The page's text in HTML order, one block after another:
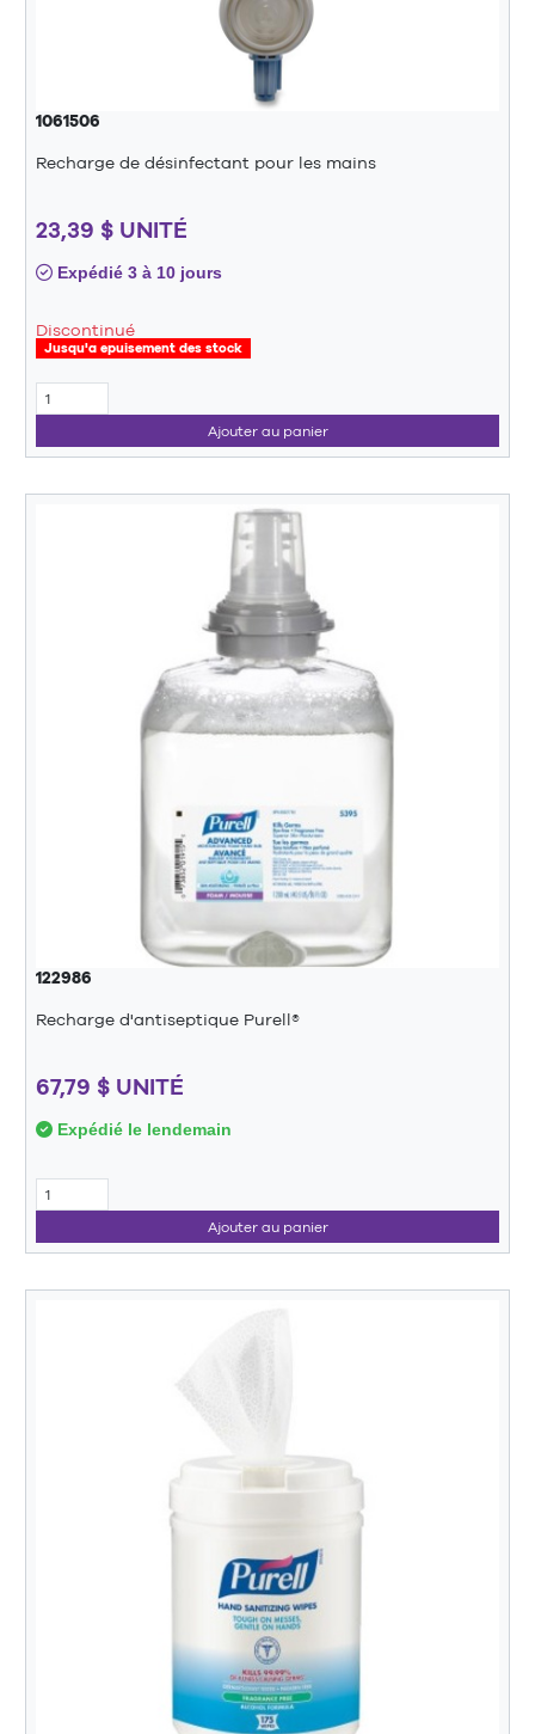
1061506
Recharge de désinfectant pour les mains
23,39 $ UNITÉ
Expédié 3 à 10 jours
Discontinué
Jusqu'a epuisement des stock
Ajouter au panier
122986
Recharge d'antiseptique Purell®
67,79 $ UNITÉ
Expédié le lendemain
Ajouter au panier